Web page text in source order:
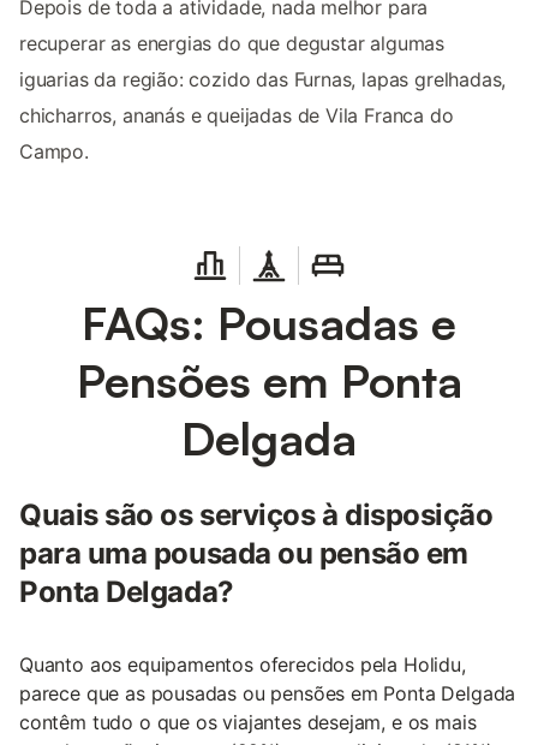
Depois de toda a atividade, nada melhor para
recuperar as energias do que degustar algumas
iguarias da região: cozido das Furnas, lapas grelhadas,
chicharros, ananás e queijadas de Vila Franca do
Campo.
FAQs: Pousadas e
Pensões em Ponta
Delgada
Quais são os serviços à disposição
para uma pousada ou pensão em
Ponta Delgada?
Quanto aos equipamentos oferecidos pela Holidu,
parece que as pousadas ou pensões em Ponta Delgada
contêm tudo o que os viajantes desejam, e os mais